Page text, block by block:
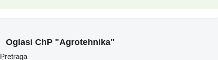
Oglasi ChP "Agrotehnika"
Pretraga